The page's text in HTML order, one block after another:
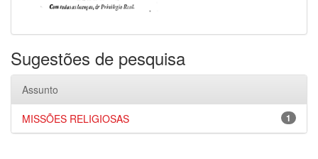
Sugestões de pesquisa
Assunto
1
MISSÕES RELIGIOSAS